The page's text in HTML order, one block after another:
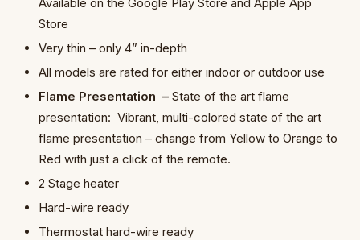
Store
Very thin – only 4” in-depth
All models are rated for either indoor or outdoor use
Flame Presentation – State of the art flame
presentation: Vibrant, multi-colored state of the art
flame presentation – change from Yellow to Orange to
Red with just a click of the remote.
2 Stage heater
Hard-wire ready
Thermostat hard-wire ready